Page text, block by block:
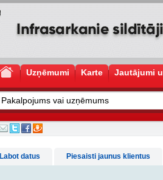
Uzņēmumi Karte Jautājumi
Labot datus Piesaisti jaunus klientus